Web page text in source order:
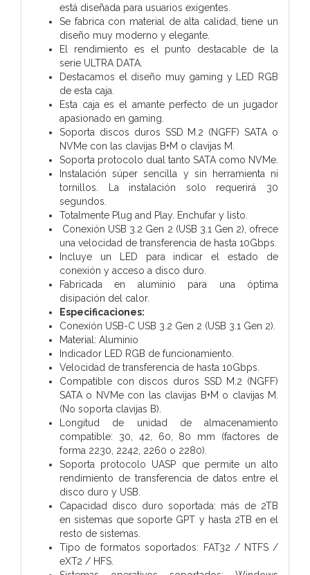
está diseñada para usuarios exigentes.
Se fabrica con material de alta calidad, tiene un
diseño muy moderno y elegante.
El rendimiento es el punto destacable de la
serie ULTRA DATA.
Destacamos el diseño muy gaming y LED RGB
de esta caja.
Esta caja es el amante perfecto de un jugador
apasionado en gaming.
Soporta discos duros SSD M.2 (NGFF) SATA o
NVMe con las clavijas B+M o clavijas M.
Soporta protocolo dual tanto SATA como NVMe.
Instalación súper sencilla y sin herramienta ni
tornillos. La instalación solo requerirá 30
segundos.
Totalmente Plug and Play. Enchufar y listo.
Conexión USB 3.2 Gen 2 (USB 3.1 Gen 2), ofrece
una velocidad de transferencia de hasta 10Gbps.
Incluye un LED para indicar el estado de
conexión y acceso a disco duro.
Fabricada en aluminio para una óptima
disipación del calor.
Especificaciones:
Conexión USB-C USB 3.2 Gen 2 (USB 3.1 Gen 2).
Material: Aluminio
Indicador LED RGB de funcionamiento.
Velocidad de transferencia de hasta 10Gbps.
Compatible con discos duros SSD M.2 (NGFF)
SATA o NVMe con las clavijas B+M o clavijas M.
(No soporta clavijas B).
Longitud de unidad de almacenamiento
compatible: 30, 42, 60, 80 mm (factores de
forma 2230, 2242, 2260 o 2280).
Soporta protocolo UASP que permite un alto
rendimiento de transferencia de datos entre el
disco duro y USB.
Capacidad disco duro soportada: más de 2TB
en sistemas que soporte GPT y hasta 2TB en el
resto de sistemas.
Tipo de formatos soportados: FAT32 / NTFS /
eXT2 / HFS.